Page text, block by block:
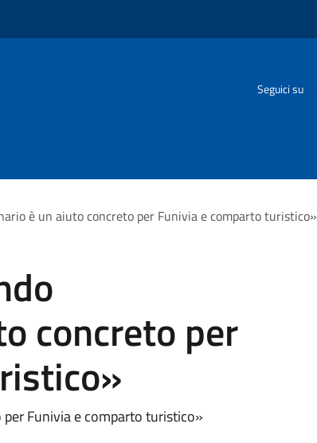
Seguici su
è un aiuto concreto per Funivia e comparto turistico»
concreto per
Funivia e comparto turistico»